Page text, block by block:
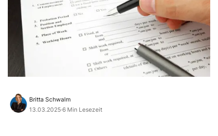
Britta Schwalm
13.03.2025·6 Min Lesezeit